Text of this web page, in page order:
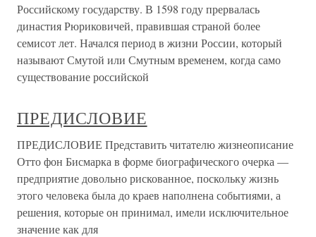
Российскому государству. В 1598 году прервалась
династия Рюриковичей, правившая страной более
семисот лет. Начался период в жизни России, который
называют Смутой или Смутным временем, когда само
существование российской
ПРЕДИСЛОВИЕ
ПРЕДИСЛОВИЕ Представить читателю жизнеописание
Отто фон Бисмарка в форме биографического очерка —
предприятие довольно рискованное, поскольку жизнь
этого человека была до краев наполнена событиями, а
решения, которые он принимал, имели исключительное
значение как для